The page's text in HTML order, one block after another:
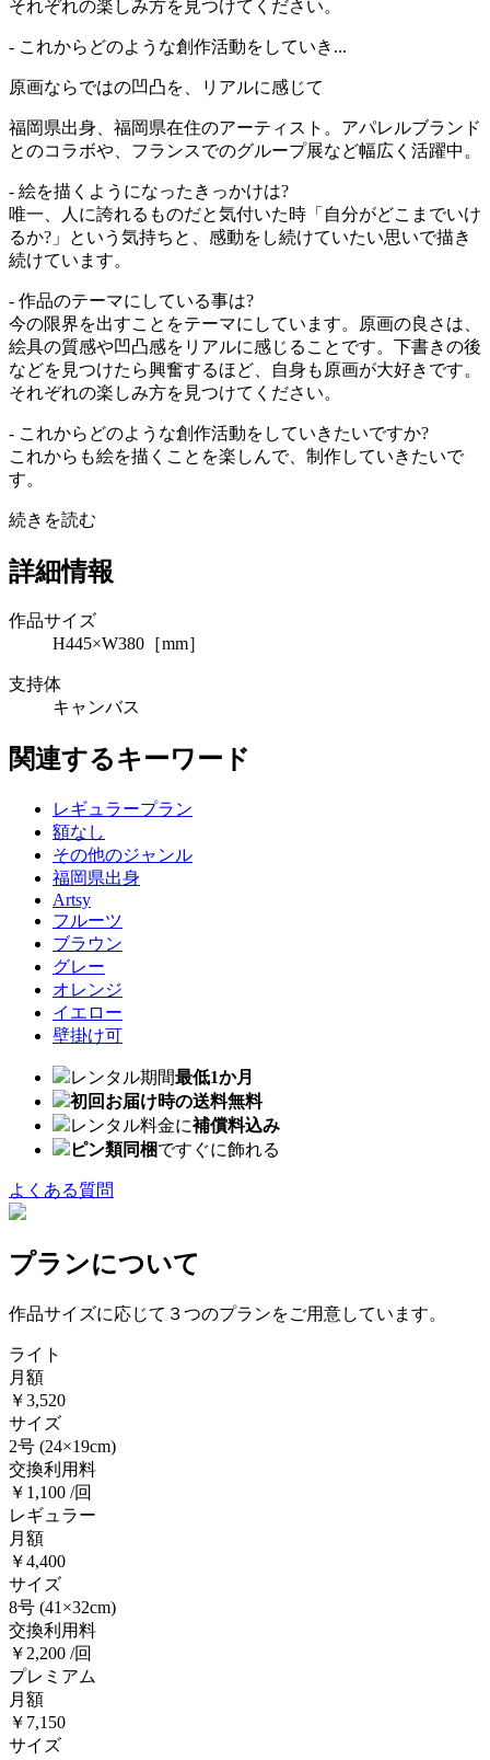
それぞれの楽しみ方を見つけてください。
- これからどのような創作活動をしていき...
原画ならではの凹凸を、リアルに感じて
福岡県出身、福岡県在住のアーティスト。アパレルブランド
とのコラボや、フランスでのグループ展など幅広く活躍中。
- 絵を描くようになったきっかけは?
唯一、人に誇れるものだと気付いた時「自分がどこまでいけ
るか?」という気持ちと、感動をし続けていたい思いで描き
続けています。
- 作品のテーマにしている事は?
今の限界を出すことをテーマにしています。原画の良さは、
絵具の質感や凹凸感をリアルに感じることです。下書きの後
などを見つけたら興奮するほど、自身も原画が大好きです。
それぞれの楽しみ方を見つけてください。
- これからどのような創作活動をしていきたいですか?
これからも絵を描くことを楽しんで、制作していきたいで
す。
続きを読む
詳細情報
作品サイズ
H445×W380［mm］
支持体
キャンバス
関連するキーワード
レギュラープラン
額なし
その他のジャンル
福岡県出身
Artsy
フルーツ
ブラウン
グレー
オレンジ
イエロー
壁掛け可
レンタル期間最低1か月
初回お届け時の送料無料
レンタル料金に補償料込み
ピン類同梱ですぐに飾れる
よくある質問
プランについて
作品サイズに応じて３つのプランをご用意しています。
ライト
月額
￥3,520
サイズ
2号 (24×19cm)
交換利用料
￥1,100 /回
レギュラー
月額
￥4,400
サイズ
8号 (41×32cm)
交換利用料
￥2,200 /回
プレミアム
月額
￥7,150
サイズ